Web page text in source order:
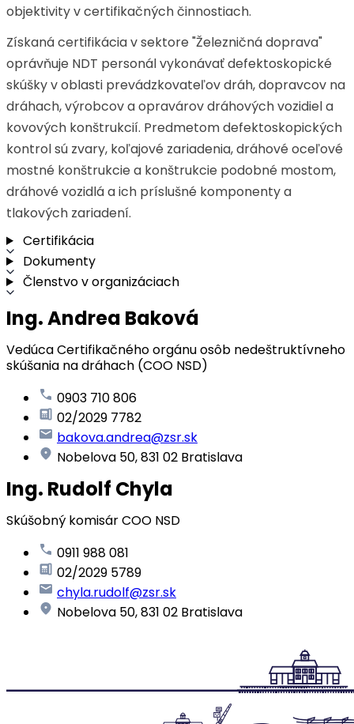
objektivity v certifikačných činnostiach.
Získaná certifikácia v sektore "Železničná doprava"
oprávňuje NDT personál vykonávať defektoskopické
skúšky v oblasti prevádzkovateľov dráh, dopravcov na
dráhach, výrobcov a opravárov dráhových vozidiel a
kovových konštrukcií. Predmetom defektoskopických
kontrol sú zvary, koľajové zariadenia, dráhové oceľové
mostné konštrukcie a konštrukcie podobné mostom,
dráhové vozidlá a ich príslušné komponenty a
tlakových zariadení.
Certifikácia
Dokumenty
Členstvo v organizáciach
Ing. Andrea Baková
Vedúca Certifikačného orgánu osôb nedeštruktívneho
skúšania na dráhach (COO NSD)
0903 710 806
02/2029 7782
bakova.andrea@zsr.sk
Nobelova 50, 831 02 Bratislava
Ing. Rudolf Chyla
Skúšobný komisár COO NSD
0911 988 081
02/2029 5789
chyla.rudolf@zsr.sk
Nobelova 50, 831 02 Bratislava